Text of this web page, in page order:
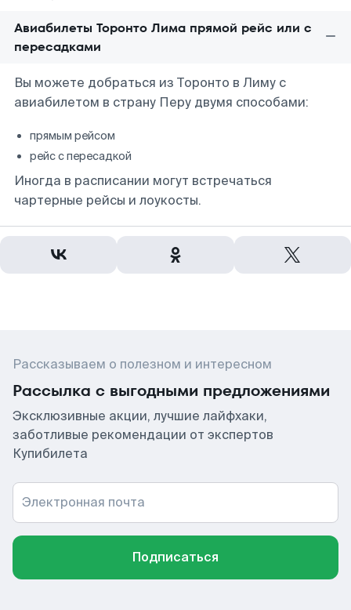
Авиабилеты Торонто Лима прямой рейс или с
пересадками
Вы можете добраться из Торонто в Лиму с
авиабилетом в страну Перу двумя способами:
прямым рейсом
рейс с пересадкой
Иногда в расписании могут встречаться
чартерные рейсы и лоукосты.
Рассказываем о полезном и интересном
Рассылка с выгодными предложениями
Эксклюзивные акции, лучшие лайфхаки,
заботливые рекомендации от экспертов
Купибилета
Электронная почта
Подписаться